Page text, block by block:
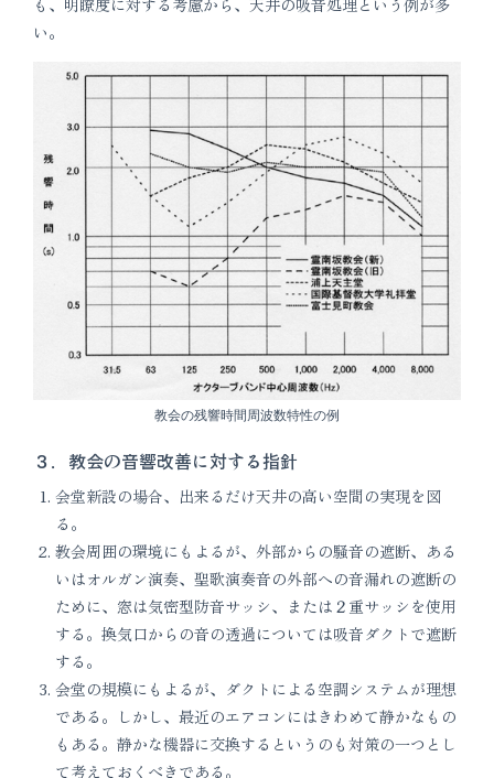
も、明瞭度に対する考慮から、天井の吸音処理という例が多
い。
教会の残響時間周波数特性の例
３．教会の音響改善に対する指針
会堂新設の場合、出来るだけ天井の高い空間の実現を図
る。
教会周囲の環境にもよるが、外部からの騒音の遮断、ある
いはオルガン演奏、聖歌演奏音の外部への音漏れの遮断の
ために、窓は気密型防音サッシ、または２重サッシを使用
する。換気口からの音の透過については吸音ダクトで遮断
する。
会堂の規模にもよるが、ダクトによる空調システムが理想
である。しかし、最近のエアコンにはきわめて静かなもの
もある。静かな機器に交換するというのも対策の一つとし
て考えておくべきである。